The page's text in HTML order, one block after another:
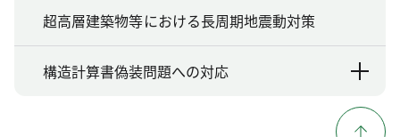
超高層建築物等における長周期地震動対策
構造計算書偽装問題への対応